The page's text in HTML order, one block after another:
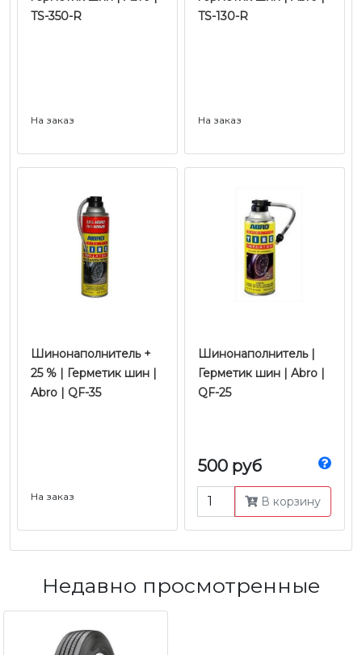
TS-350-R
На заказ
TS-130-R
На заказ
Шинонаполнитель +
25 % | Герметик шин |
Abro | QF-35
На заказ
Шинонаполнитель |
Герметик шин | Abro |
QF-25
500 руб
В корзину
Недавно просмотренные